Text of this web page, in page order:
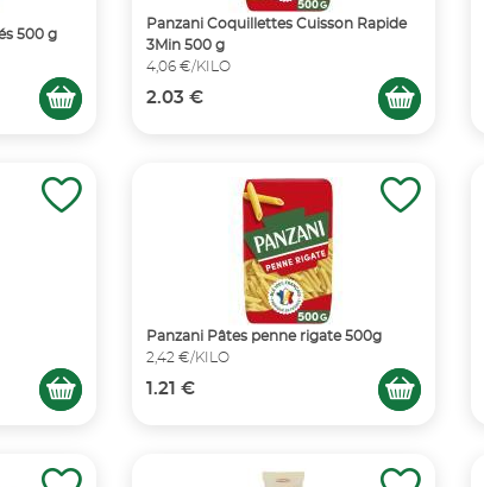
500 g
Panzani Coquillettes Cuisson Rapide
3Min 500 g
4,06 €/KILO
2.03 €
Panzani Pâtes penne rigate 500g
2,42 €/KILO
1.21 €